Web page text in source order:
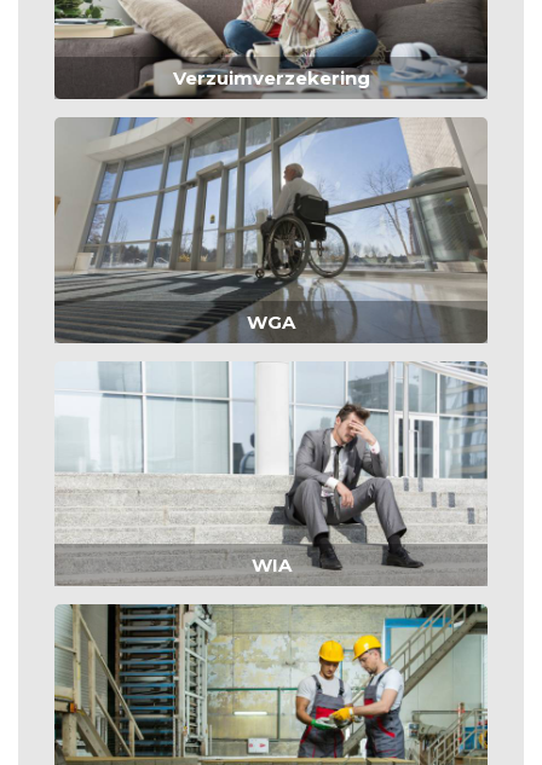
Verzuimverzekering
WGA
WIA